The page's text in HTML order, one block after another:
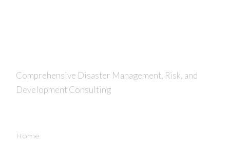
Comprehensive Disaster Management, Risk, and
Development Consulting
Home